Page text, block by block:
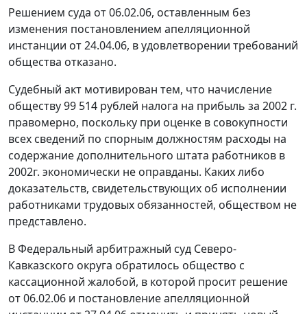
Решением суда от 06.02.06, оставленным без
изменения постановлением апелляционной
инстанции от 24.04.06, в удовлетворении требований
общества отказано.
Судебный акт мотивирован тем, что начисление
обществу 99 514 рублей налога на прибыль за 2002 г.
правомерно, поскольку при оценке в совокупности
всех сведений по спорным должностям расходы на
содержание дополнительного штата работников в
2002г. экономически не оправданы. Каких либо
доказательств, свидетельствующих об исполнении
работниками трудовых обязанностей, обществом не
представлено.
В Федеральный арбитражный суд Северо-
Кавказского округа обратилось общество с
кассационной жалобой, в которой просит решение
от 06.02.06 и постановление апелляционной